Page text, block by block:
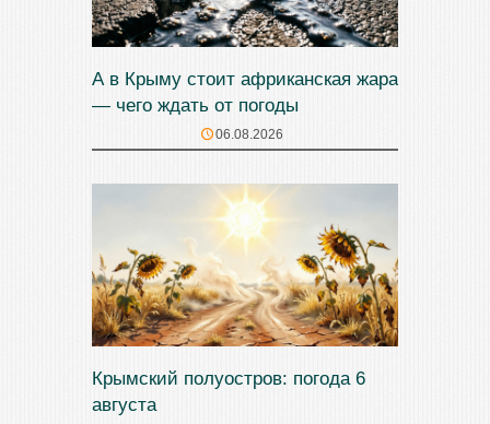
А в Крыму стоит африканская жара
— чего ждать от погоды
06.08.2026
Крымский полуостров: погода 6
августа